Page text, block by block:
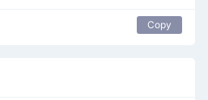
Copy